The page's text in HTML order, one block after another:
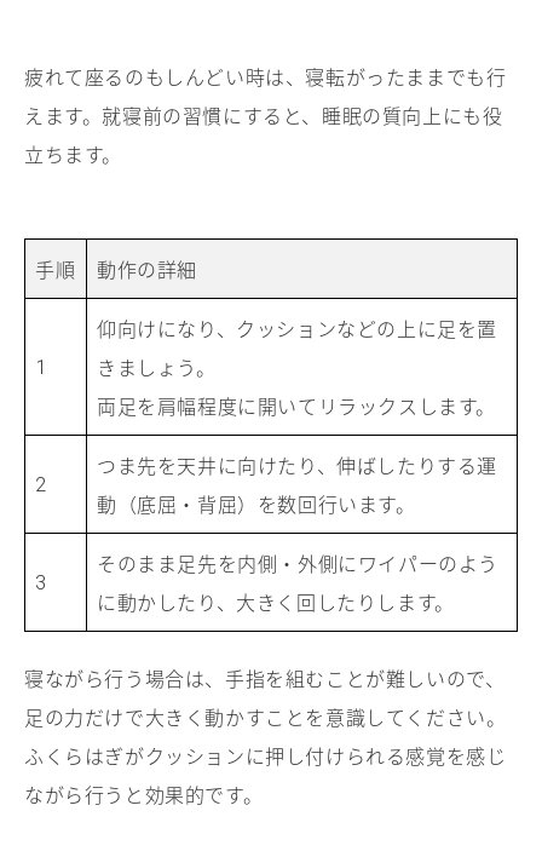
疲れて座るのもしんどい時は、寝転がったままでも行
えます。就寝前の習慣にすると、睡眠の質向上にも役
立ちます。
手順 動作の詳細
1
仰向けになり、クッションなどの上に足を置
きましょう。
両足を肩幅程度に開いてリラックスします。
2
つま先を天井に向けたり、伸ばしたりする運
動（底屈・背屈）を数回行います。
3
そのまま足先を内側・外側にワイパーのよう
に動かしたり、大きく回したりします。
寝ながら行う場合は、手指を組むことが難しいので、
足の力だけで大きく動かすことを意識してください。
ふくらはぎがクッションに押し付けられる感覚を感じ
ながら行うと効果的です。